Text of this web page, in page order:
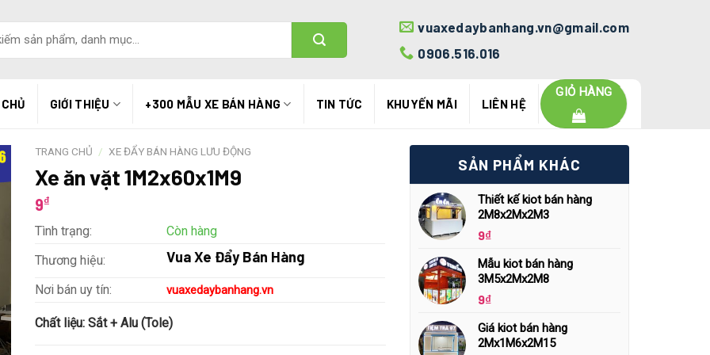
vuaxedaybanhang.vn@gmail.com
0906.516.016
GIỚI THIỆU +300 MẪU XE BÁN HÀNG TIN TỨC KHUYẾN MÃI LIÊN HỆ
GIỎ HÀNG
TRANG CHỦ / XE ĐẨY BÁN HÀNG LƯU ĐỘNG
Xe ăn vặt 1M2x60x1M9
9₫
Tình trạng:
Còn hàng
Thương hiệu:
Vua Xe Đẩy Bán Hàng
Nơi bán uy tín: vuaxedaybanhang.vn
Chất liệu: Sắt + Alu (Tole)
SẢN PHẨM KHÁC
Thiết kế kiot bán hàng
2M8x2Mx2M3
9₫
Mẫu kiot bán hàng
3M5x2Mx2M8
9₫
Giá kiot bán hàng
2Mx1M6x2M15